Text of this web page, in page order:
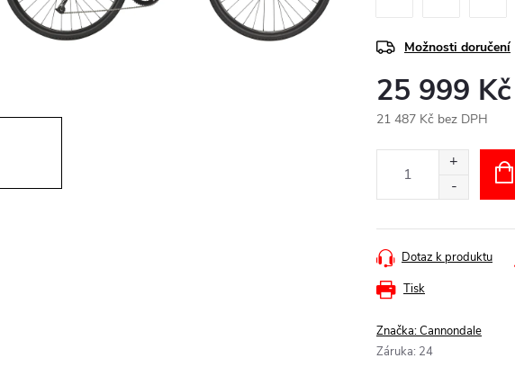
Možnosti doručení
25 999 Kč
21 487 Kč bez DPH
Tisk
Dotaz k produktu
Značka:Cannondale
Záruka: 24